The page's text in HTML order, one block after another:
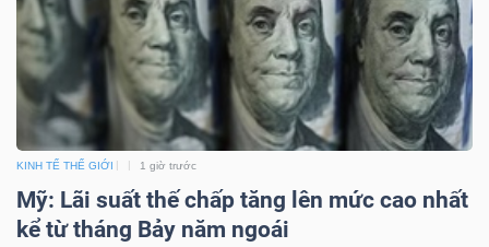
KINH TẾ THẾ GIỚI 1 giờ trước
Mỹ: Lãi suất thế chấp tăng lên mức cao nhất
kể từ tháng Bảy năm ngoái
DỊCH
VỤ
TRUYỀN
THÔNG
TIỆN